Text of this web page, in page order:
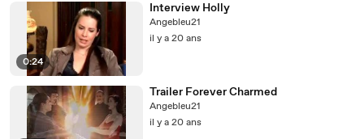
0:24
Interview Holly
Angebleu21
il y a 20 ans
Trailer Forever Charmed
Angebleu21
il y a 20 ans